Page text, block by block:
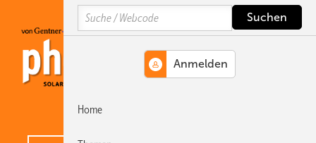
Hauptinhalt
Hauptmenü
SiteSearch
Search
Home